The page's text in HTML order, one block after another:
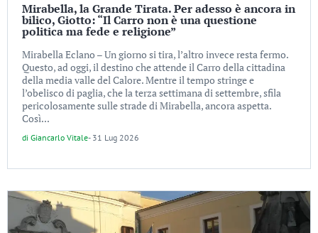
Mirabella, la Grande Tirata. Per adesso è ancora in
bilico, Giotto: “Il Carro non è una questione
politica ma fede e religione”
Mirabella Eclano – Un giorno si tira, l’altro invece resta fermo.
Questo, ad oggi, il destino che attende il Carro della cittadina
della media valle del Calore. Mentre il tempo stringe e
l’obelisco di paglia, che la terza settimana di settembre, sfila
pericolosamente sulle strade di Mirabella, ancora aspetta.
Così...
di Giancarlo Vitale- 31 Lug 2026